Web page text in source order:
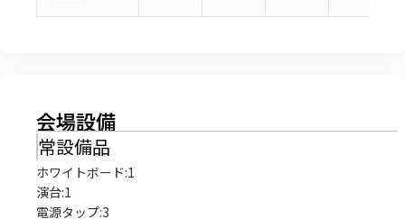
会場設備
常設備品
ホワイトボード:1
演台:1
電源タップ:3